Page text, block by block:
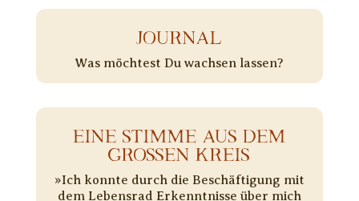
JOURNAL
Was möchtest Du wachsen lassen?
EINE STIMME AUS DEM
GROSSEN KREIS
»Ich konnte durch die Beschäftigung mit
dem Lebensrad Erkenntnisse über mich